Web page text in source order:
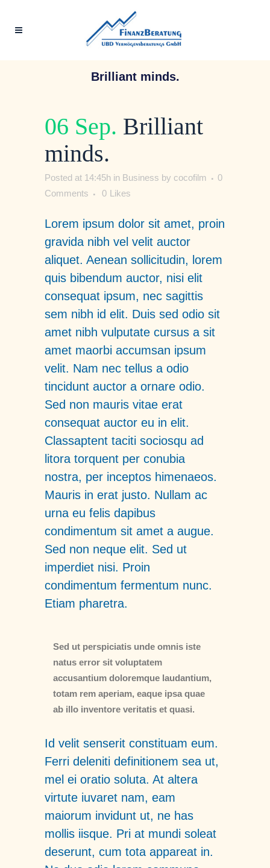
Brilliant minds.
06 Sep. Brilliant
minds.
Posted at 14:45h in Business by cocofilm
0
Comments
0 Likes
Lorem ipsum dolor sit amet, proin
gravida nibh vel velit auctor
aliquet. Aenean sollicitudin, lorem
quis bibendum auctor, nisi elit
consequat ipsum, nec sagittis
sem nibh id elit. Duis sed odio sit
amet nibh vulputate cursus a sit
amet maorbi accumsan ipsum
velit. Nam nec tellus a odio
tincidunt auctor a ornare odio.
Sed non mauris vitae erat
consequat auctor eu in elit.
Classaptent taciti sociosqu ad
litora torquent per conubia
nostra, per inceptos himenaeos.
Mauris in erat justo. Nullam ac
urna eu felis dapibus
condimentum sit amet a augue.
Sed non neque elit. Sed ut
imperdiet nisi. Proin
condimentum fermentum nunc.
Etiam pharetra.
Sed ut perspiciatis unde omnis iste
natus error sit voluptatem
accusantium doloremque laudantium,
totam rem aperiam, eaque ipsa quae
ab illo inventore veritatis et quasi.
Id velit senserit constituam eum.
Ferri deleniti definitionem sea ut,
mel ei oratio soluta. At altera
virtute iuvaret nam, eam
maiorum invidunt ut, ne has
mollis iisque. Pri at mundi soleat
deserunt, cum tota appareat in.